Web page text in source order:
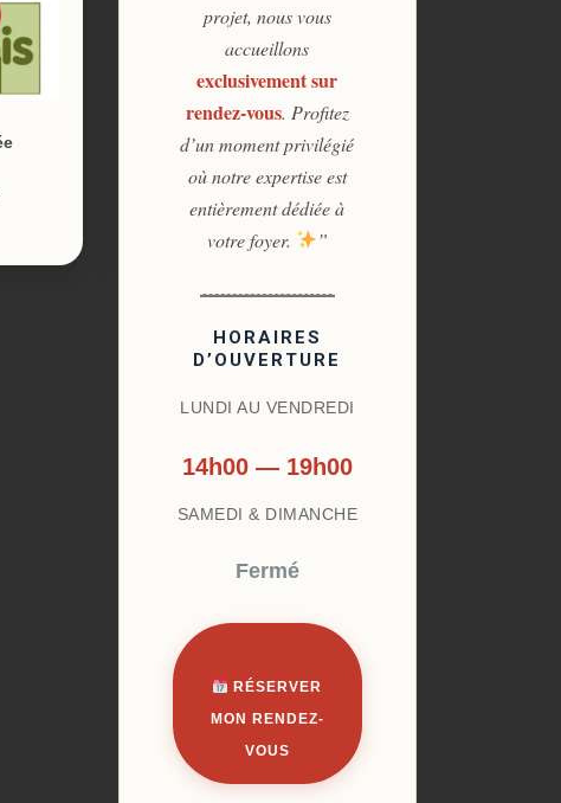
projet, nous vous
accueillons
exclusivement sur
rendez-vous. Profitez
d’un moment privilégié
où notre expertise est
entièrement dédiée à
votre foyer.
”
HORAIRES
D’OUVERTURE
LUNDI AU VENDREDI
14h00 — 19h00
SAMEDI & DIMANCHE
Fermé
RÉSERVER
MON RENDEZ-
VOUS